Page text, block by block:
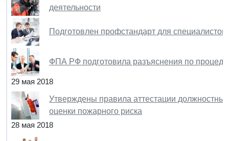
деятельности
Подготовлен профстандарт для
ФПА РФ подготовила разъяснения по
29 мая 2018
Утверждены правила аттестации
оценки пожарного риска
28 мая 2018